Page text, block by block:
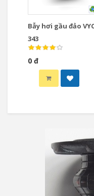
Bẫy hơi gầu đảo
343
0 đ